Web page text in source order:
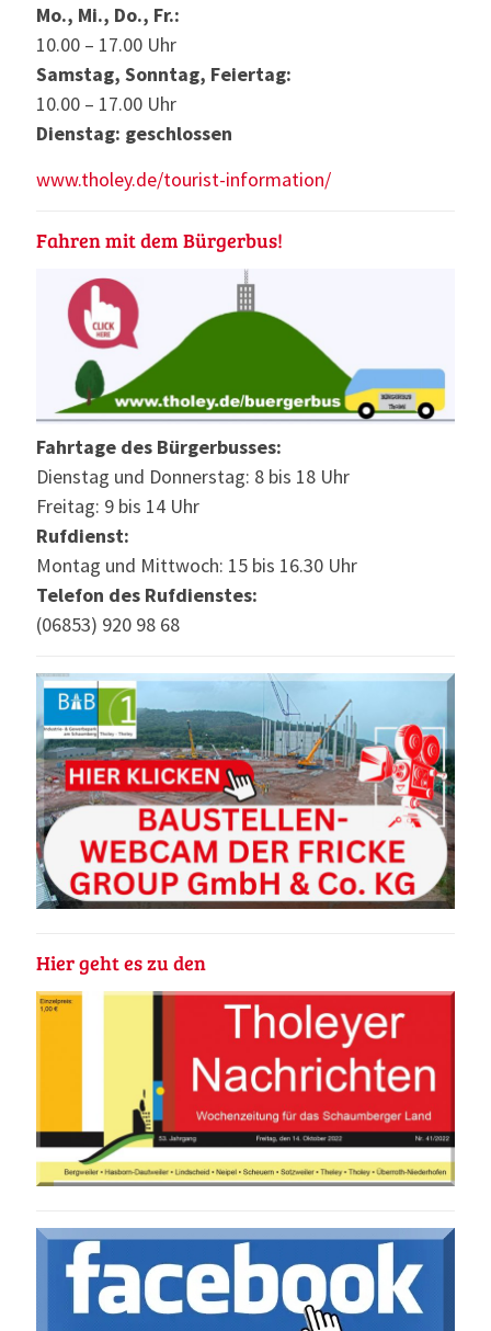
Mo., Mi., Do., Fr.:
10.00 – 17.00 Uhr
Samstag, Sonntag, Feiertag:
10.00 – 17.00 Uhr
Dienstag: geschlossen
www.tholey.de/tourist-information/
Fahren mit dem Bürgerbus!
Fahrtage des Bürgerbusses:
Dienstag und Donnerstag: 8 bis 18 Uhr
Freitag: 9 bis 14 Uhr
Rufdienst:
Montag und Mittwoch: 15 bis 16.30 Uhr
Telefon des Rufdienstes:
(06853) 920 98 68
Hier geht es zu den